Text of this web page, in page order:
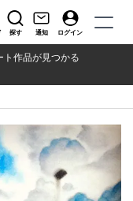
探す 通知 ログイン
ト作品が見つかる